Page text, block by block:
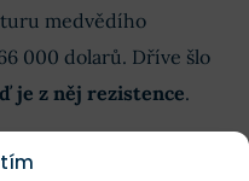
medvědího
000 dolarů. Dříve šlo
je z něj rezistence.
by dal růstu